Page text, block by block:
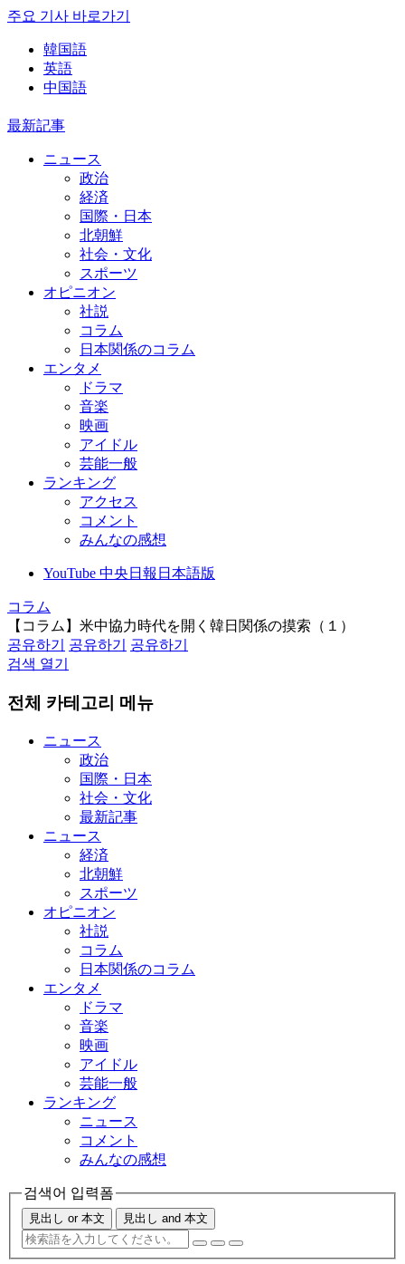
주요 기사 바로가기
韓国語
英語
中国語
最新記事
ニュース
政治
経済
国際・日本
北朝鮮
社会・文化
スポーツ
オピニオン
社説
コラム
日本関係のコラム
エンタメ
ドラマ
音楽
映画
アイドル
芸能一般
ランキング
アクセス
コメント
みんなの感想
YouTube 中央日報日本語版
コラム
【コラム】米中協力時代を開く韓日関係の摸索（１）
공유하기
공유하기
공유하기
검색 열기
전체 카테고리 메뉴
ニュース
政治
国際・日本
社会・文化
最新記事
ニュース
経済
北朝鮮
スポーツ
オピニオン
社説
コラム
日本関係のコラム
エンタメ
ドラマ
音楽
映画
アイドル
芸能一般
ランキング
ニュース
コメント
みんなの感想
검색어 입력폼
見出し or 本文 見出し and 本文